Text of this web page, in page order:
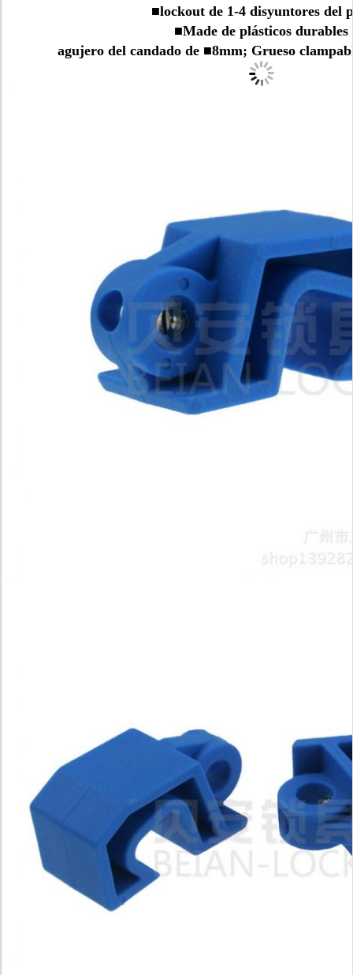
■lockout de 1-4 disyuntores del
■Made de plásticos durables
agujero del candado de ■8mm; Grueso